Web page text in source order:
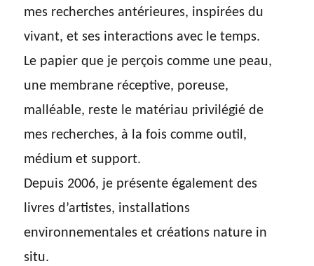
mes recherches antérieures, inspirées du
vivant, et ses interactions avec le temps.
Le papier que je perçois comme une peau,
une membrane réceptive, poreuse,
malléable, reste le matériau privilégié de
mes recherches, à la fois comme outil,
médium et support.
Depuis 2006, je présente également des
livres d’artistes, installations
environnementales et créations nature in
situ.